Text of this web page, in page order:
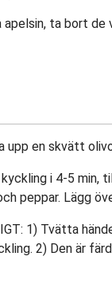
apelsin, ta bort de
upp en skvätt
i 4-5 min,
peppar. Lägg
1) Tvätta
2) Den är